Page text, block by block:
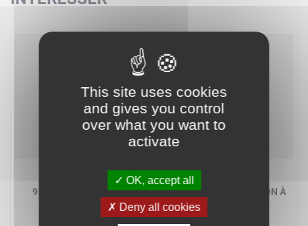
910054 - LE CENTRE
910055 - L'EXPÉDITION À
This site uses cookies
and gives you control
over what you want to
activate
OK, accept all
Deny all cookies